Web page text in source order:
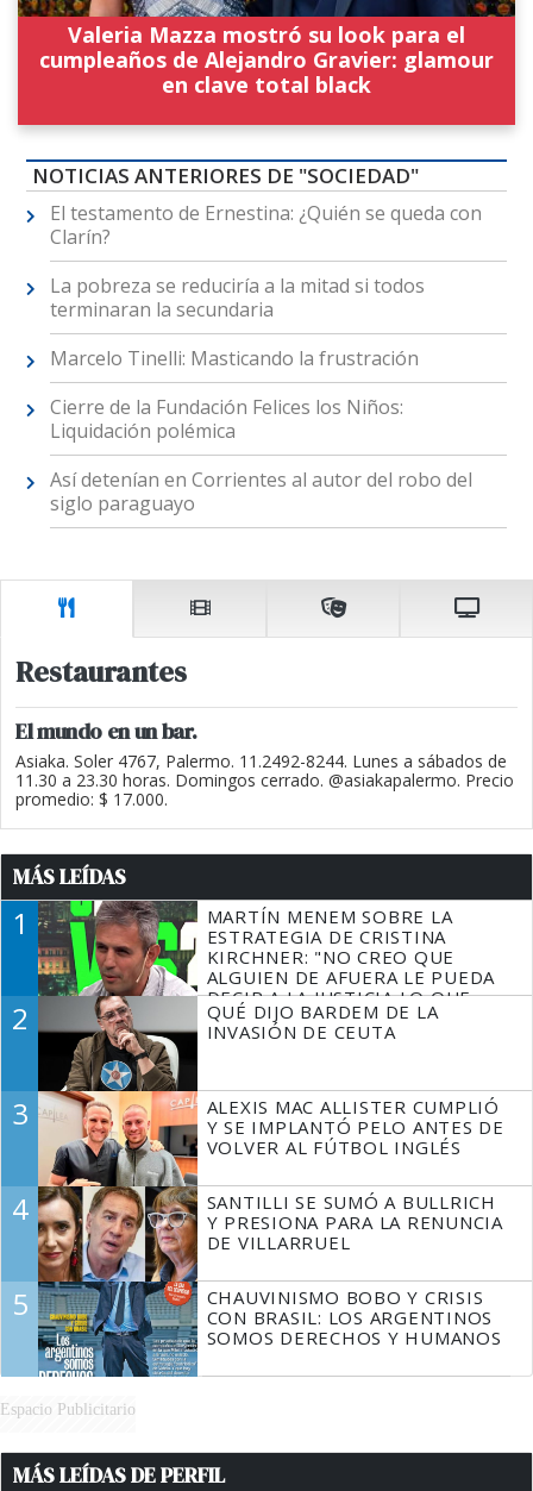
Valeria Mazza mostró su look para el
cumpleaños de Alejandro Gravier: glamour
en clave total black
NOTICIAS ANTERIORES DE "SOCIEDAD"
El testamento de Ernestina: ¿Quién se queda con
Clarín?
La pobreza se reduciría a la mitad si todos
terminaran la secundaria
Marcelo Tinelli: Masticando la frustración
Cierre de la Fundación Felices los Niños:
Liquidación polémica
Así detenían en Corrientes al autor del robo del
siglo paraguayo
Restaurantes
El mundo en un bar.
Asiaka. Soler 4767, Palermo. 11.2492-8244. Lunes a sábados de
11.30 a 23.30 horas. Domingos cerrado. @asiakapalermo. Precio
promedio: $ 17.000.
MÁS LEÍDAS
1
MARTÍN MENEM SOBRE LA
ESTRATEGIA DE CRISTINA
KIRCHNER: "NO CREO QUE
ALGUIEN DE AFUERA LE PUEDA
DECIR A LA JUSTICIA LO QUE
TIENE QUE HACER"
2
QUÉ DIJO BARDEM DE LA
INVASIÓN DE CEUTA
3
ALEXIS MAC ALLISTER CUMPLIÓ
Y SE IMPLANTÓ PELO ANTES DE
VOLVER AL FÚTBOL INGLÉS
4
SANTILLI SE SUMÓ A BULLRICH
Y PRESIONA PARA LA RENUNCIA
DE VILLARRUEL
5
CHAUVINISMO BOBO Y CRISIS
CON BRASIL: LOS ARGENTINOS
SOMOS DERECHOS Y HUMANOS
Espacio Publicitario
MÁS LEÍDAS DE PERFIL